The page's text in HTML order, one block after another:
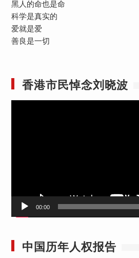
黑人的命也是命
科学是真实的
爱就是爱
善良是一切
香港市民悼念刘晓波
00:00
中国历年人权报告